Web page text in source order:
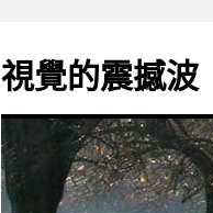
主
要
視覺的震撼波